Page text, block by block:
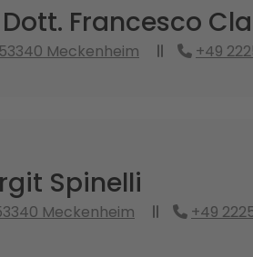
Francesco
Meckenheim +49
Spinelli
Meckenheim +49